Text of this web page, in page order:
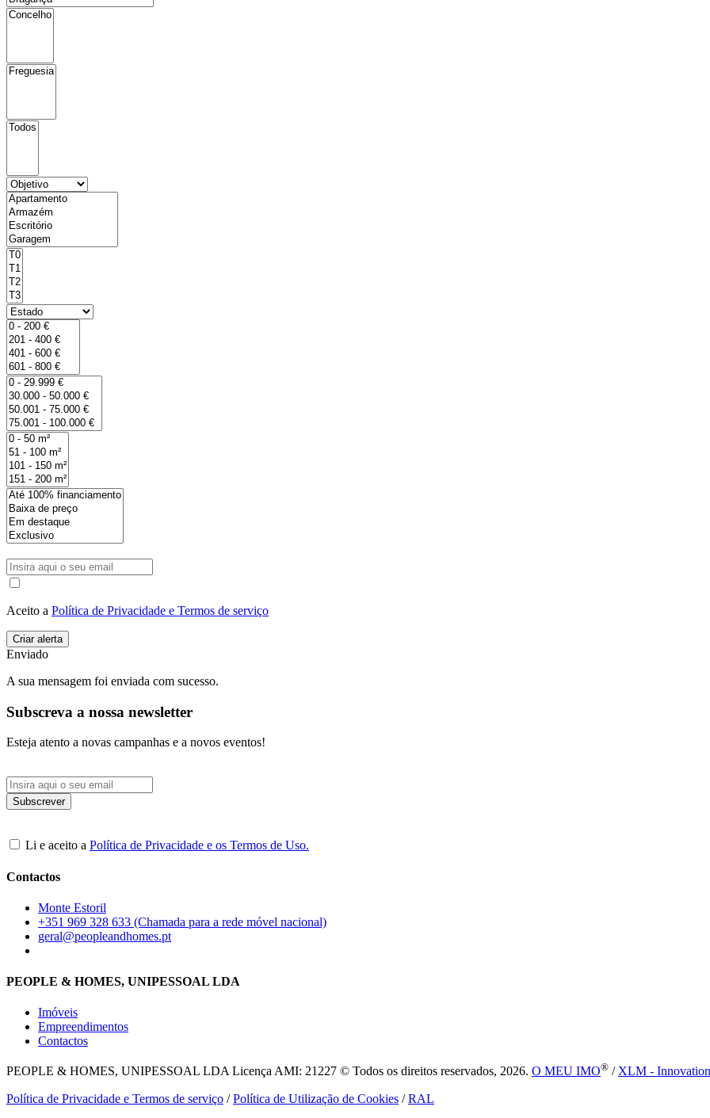
Aceito a Política de Privacidade e Termos de serviço
Enviado
A sua mensagem foi enviada com sucesso.
Subscreva a nossa newsletter
Esteja atento a novas campanhas e a novos eventos!
Li e aceito a Política de Privacidade e os Termos de Uso.
Contactos
Monte Estoril
+351 969 328 633 (Chamada para a rede móvel nacional)
geral@peopleandhomes.pt
PEOPLE & HOMES, UNIPESSOAL LDA
Imóveis
Empreendimentos
Contactos
PEOPLE & HOMES, UNIPESSOAL LDALicença AMI: 21227 © Todos os direitos reservados, 2026. O MEU IMO® /XLM -
Política de Privacidade e Termos de serviço /Política de Utilização de Cookies /RAL